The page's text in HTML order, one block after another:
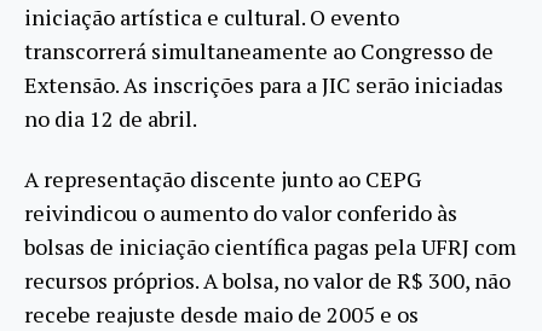
iniciação artística e cultural. O evento
transcorrerá simultaneamente ao Congresso de
Extensão. As inscrições para a JIC serão iniciadas
no dia 12 de abril.
A representação discente junto ao CEPG
reivindicou o aumento do valor conferido às
bolsas de iniciação científica pagas pela UFRJ com
recursos próprios. A bolsa, no valor de R$ 300, não
recebe reajuste desde maio de 2005 e os